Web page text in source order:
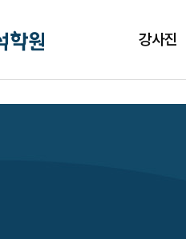
강사진